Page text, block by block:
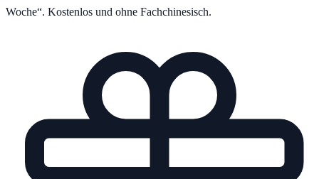
Woche“. Kostenlos und ohne Fachchinesisch.